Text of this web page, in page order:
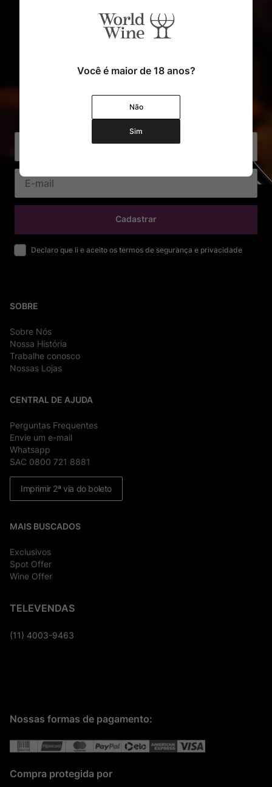
Cadastre o seu e-mail e receba
com exclusividade Ofertas e Novidades
Cadastrar
Declaro que li e aceito os termos de segurança e privacidade
SOBRE
Sobre Nós
Nossa História
Trabalhe conosco
Nossas Lojas
CENTRAL DE AJUDA
Perguntas Frequentes
Envie um e-mail
Whatsapp
SAC 0800 721 8881
Imprimir 2ª via do boleto
MAIS BUSCADOS
Exclusivos
Spot Offer
Wine Offer
TELEVENDAS
(11) 4003-9463
Nossas formas de pagamento:
Compra protegida por
Você é maior de 18 anos?
Não
Sim